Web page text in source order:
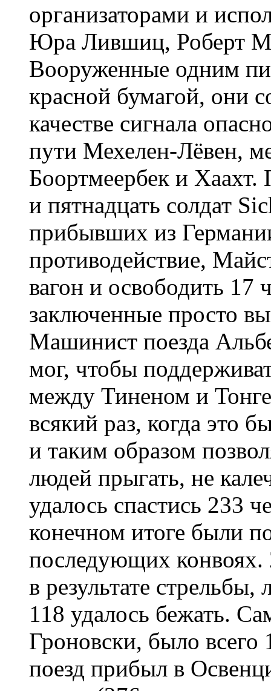
организаторами и
Юра Лившиц, Роберт
Вооруженные одним
красной бумагой, они
качестве сигнала
пути Мехелен-Лёвен,
Боортмеербек и
и пятнадцать солдат
прибывших из
противодействие,
вагон и освободить 17
заключенные просто
Машинист поезда
мог, чтобы
между Тиненом и
всякий раз, когда это
и таким образом
людей прыгать, не
удалось спастись 233
конечном итоге были
последующих конвоях.
в результате стрельбы,
118 удалось бежать.
Гроновски, было всего
поезд прибыл в